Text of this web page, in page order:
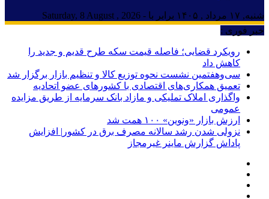
شنبه, ۱۷ مرداد , ۱۴۰۵ برابر با - Saturday, 8 August , 2026
خبر فوری :
رویکرد قضایی؛ فاصله قیمت سکه طرح قدیم و جدید را
کاهش داد
سی‌و‌هفتمین نشست نحوه توزیع کالا و تنظیم بازار برگزار شد
تعمیق همکاری‌های اقتصادی با کشورهای عضو اتحادیه
واگذاری املاک تملیکی و مازاد بانک سرمایه از طریق مزایده
عمومی
ارزش بازار «ونوین» ۱۰۰ همت شد
نزولی شدن رشد سالانه مصرف برق در کشور| افزایش
پاداش گزارش ماینر غیرمجاز